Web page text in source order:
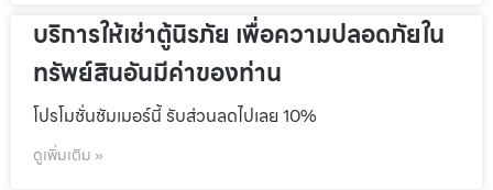
บริการให้เช่าตู้นิรภัย เพื่อความปลอดภัยใน
ทรัพย์สินอันมีค่าของท่าน
โปรโมชั่นชัมเมอร์นี้ รับส่วนลดไปเลย 10%
ดูเพิ่มเติม »